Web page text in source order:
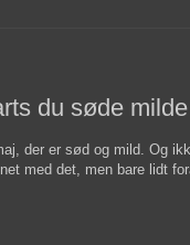
du søde milde
der er sød og mild. Og
med det, men bare lidt